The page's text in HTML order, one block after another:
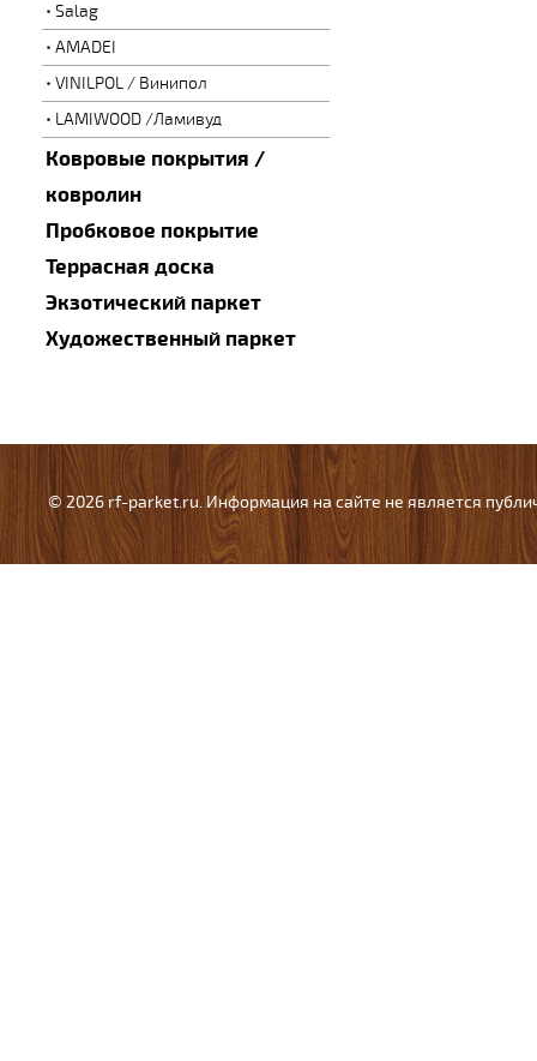
Salag
AMADEI
VINILPOL / Винипол
LAMIWOOD /Ламивуд
Ковровые покрытия /
ковролин
Пробковое покрытие
Террасная доска
Экзотический паркет
Художественный паркет
© 2026 rf-parket.ru. Информация на сайте не является